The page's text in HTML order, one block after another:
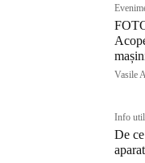
Vasile
Info
De